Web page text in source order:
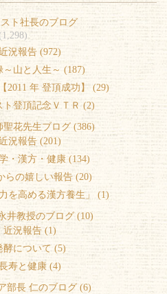
ト社長のブログ
報告 (972)
山と人生～ (187)
年 登頂成功】 (29)
登頂記念ＶＴＲ (2)
花先生ブログ (386)
報告 (201)
・漢方・健康 (134)
の嬉しい報告 (20)
を高める漢方養生」 (1)
井教授のブログ (10)
況報告 (1)
について (5)
寿と健康 (4)
部長 仁のブログ (6)